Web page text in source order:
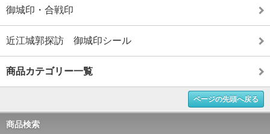
御城印・合戦印
近江城郭探訪 御城印シール
商品カテゴリー一覧
ページの先頭へ戻る
商品検索